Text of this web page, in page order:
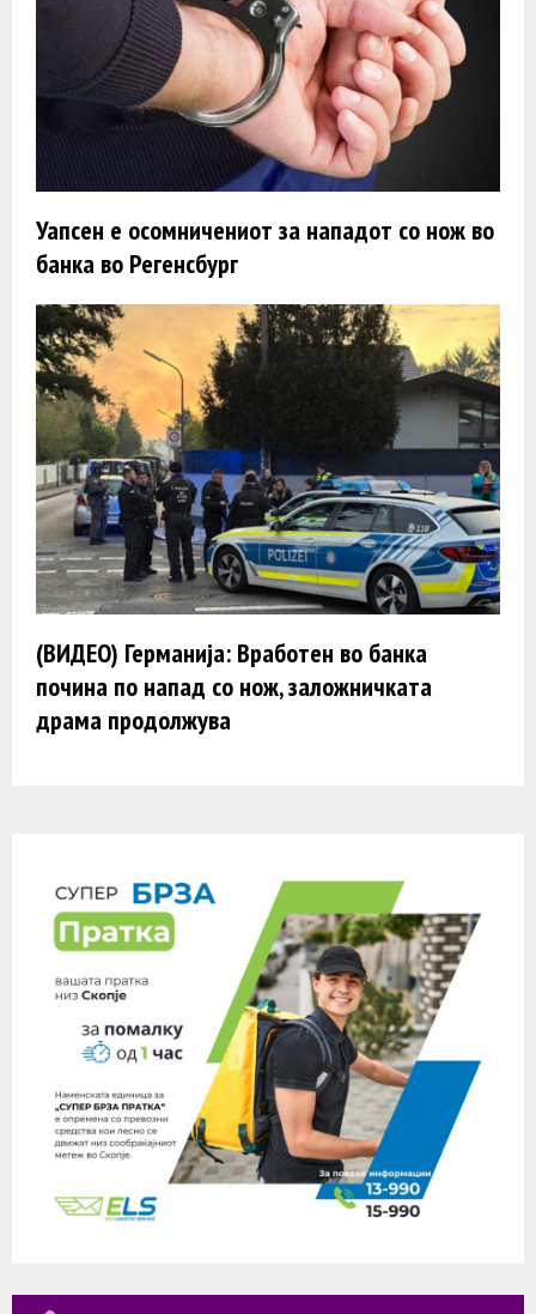
Уапсен e осомничениот за нападот со нож во
банка во Регенсбург
(ВИДЕО) Германија: Вработен во банка
почина по напад со нож, заложничката
драма продолжува